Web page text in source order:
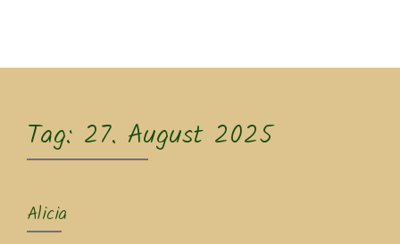
Tag: 27. August 2025
Alicia